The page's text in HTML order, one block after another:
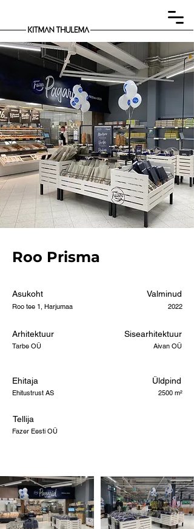
Roo Prisma
Asukoht
Roo tee 1, Harjumaa
Arhitektuur
Tarbe OÜ
Ehitaja
Ehitustrust AS
Valminud
2022
Sisearhitektuur
Aivan OÜ
Üldpind
2500 m²
Tellija
Fazer Eesti OÜ